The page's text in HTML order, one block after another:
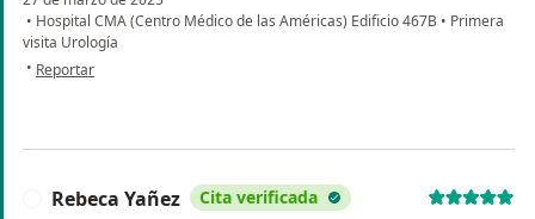
• Hospital CMA (Centro Médico de las Américas) Edificio 467B • Primera
visita Urología
• en opinión del usuario EMF
Reportar
Rebeca Yañez Cita verificada